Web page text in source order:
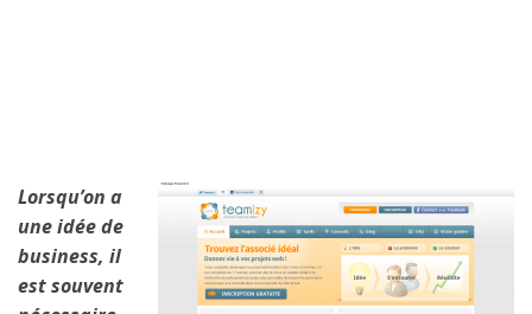
Lorsqu’on a
une idée de
business, il
est souvent